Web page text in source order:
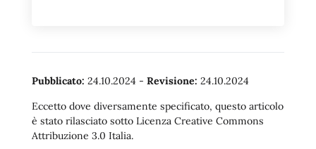
Pubblicato: 24.10.2024 - Revisione: 24.10.2024
Eccetto dove diversamente specificato, questo articolo
è stato rilasciato sotto Licenza Creative Commons
Attribuzione 3.0 Italia.